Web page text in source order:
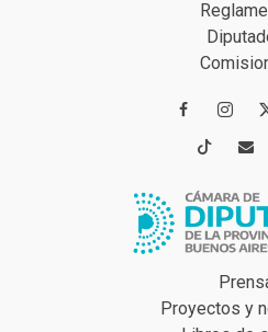


Proyectos y